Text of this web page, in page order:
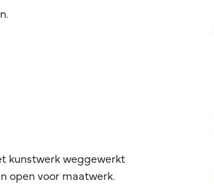
kunstwerk weggewerkt
open voor maatwerk.